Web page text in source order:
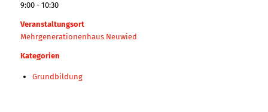
9:00 - 10:30
Veranstaltungsort
Mehrgenerationenhaus Neuwied
Kategorien
Grundbildung